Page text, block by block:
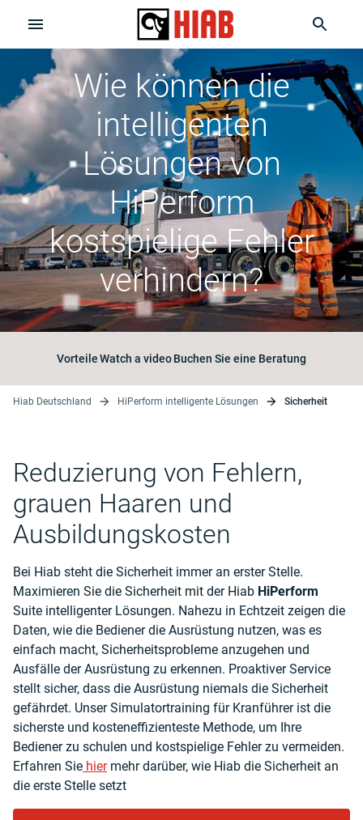
Wie können die
intelligenten
Lösungen von
HiPerform
kostspielige Fehler
verhindern?
VorteileWatch a videoBuchen Sie eine Beratung
Hiab Deutschland HiPerform intelligente Lösungen Sicherheit
Reduzierung von Fehlern,
grauen Haaren und
Ausbildungskosten
Bei Hiab steht die Sicherheit immer an erster Stelle.
Maximieren Sie die Sicherheit mit der Hiab HiPerform
Suite intelligenter Lösungen. Nahezu in Echtzeit zeigen die
Daten, wie die Bediener die Ausrüstung nutzen, was es
einfach macht, Sicherheitsprobleme anzugehen und
Ausfälle der Ausrüstung zu erkennen. Proaktiver Service
stellt sicher, dass die Ausrüstung niemals die Sicherheit
gefährdet. Unser Simulatortraining für Kranführer ist die
sicherste und kosteneffizienteste Methode, um Ihre
Bediener zu schulen und kostspielige Fehler zu vermeiden.
Erfahren Sie hiermehr darüber, wie Hiab die Sicherheit an
die erste Stelle setzt